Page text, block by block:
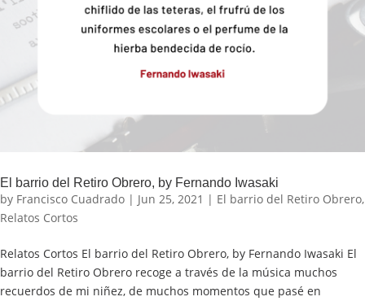
El barrio del Retiro Obrero, by Fernando Iwasaki
by Francisco Cuadrado | Jun 25, 2021 | El barrio del Retiro Obrero,
Relatos Cortos
Relatos Cortos El barrio del Retiro Obrero, by Fernando Iwasaki El
barrio del Retiro Obrero recoge a través de la música muchos
recuerdos de mi niñez, de muchos momentos que pasé en